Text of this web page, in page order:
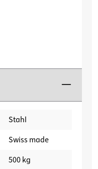
Stahl
Swiss made
500 kg